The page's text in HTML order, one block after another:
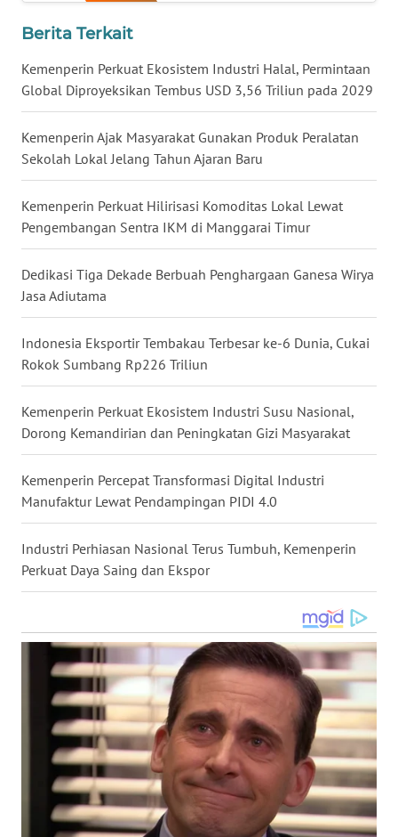
Berita Terkait
Kemenperin Perkuat Ekosistem Industri Halal, Permintaan
Global Diproyeksikan Tembus USD 3,56 Triliun pada 2029
Kemenperin Ajak Masyarakat Gunakan Produk Peralatan
Sekolah Lokal Jelang Tahun Ajaran Baru
Kemenperin Perkuat Hilirisasi Komoditas Lokal Lewat
Pengembangan Sentra IKM di Manggarai Timur
Dedikasi Tiga Dekade Berbuah Penghargaan Ganesa Wirya
Jasa Adiutama
Indonesia Eksportir Tembakau Terbesar ke-6 Dunia, Cukai
Rokok Sumbang Rp226 Triliun
Kemenperin Perkuat Ekosistem Industri Susu Nasional,
Dorong Kemandirian dan Peningkatan Gizi Masyarakat
Kemenperin Percepat Transformasi Digital Industri
Manufaktur Lewat Pendampingan PIDI 4.0
Industri Perhiasan Nasional Terus Tumbuh, Kemenperin
Perkuat Daya Saing dan Ekspor
MALUKU
MALUT
WN
DAIRI
WN
DANAU
TOBA
WN
NIAS
WN
LANGKAT
WN
LESUNG
WN
SIMALUNGUN
WN
LABUHANBATU
WN
TAPANULI
TENGAH